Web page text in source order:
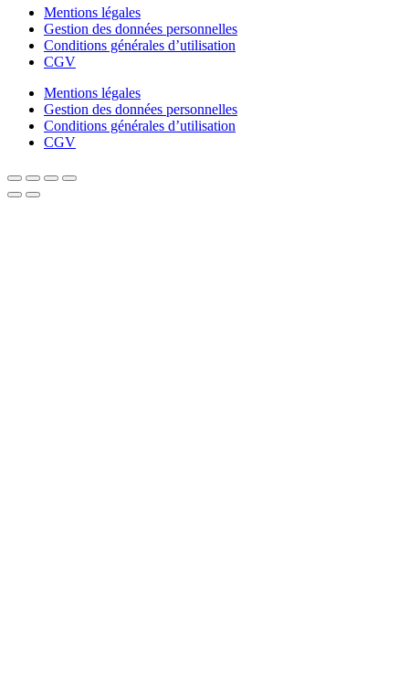
Mentions légales
Gestion des données personnelles
Conditions générales d’utilisation
CGV
Mentions légales
Gestion des données personnelles
Conditions générales d’utilisation
CGV